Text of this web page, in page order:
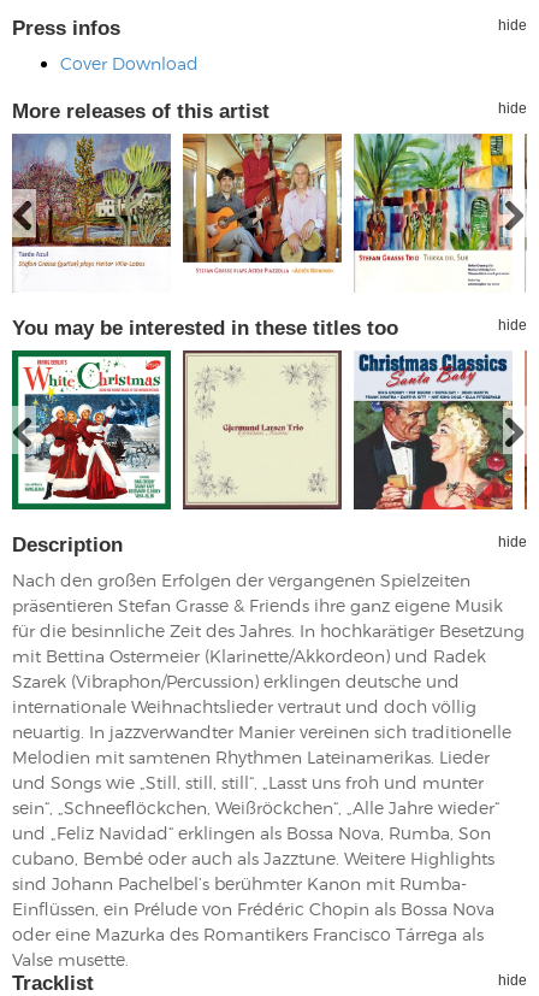
Press infos hide
Cover Download
More releases of this artist hide
You may be interested in these titles too hide
Description hide
Nach den großen Erfolgen der vergangenen Spielzeiten
präsentieren Stefan Grasse & Friends ihre ganz eigene Musik
für die besinnliche Zeit des Jahres. In hochkarätiger Besetzung
mit Bettina Ostermeier (Klarinette/Akkordeon) und Radek
Szarek (Vibraphon/Percussion) erklingen deutsche und
internationale Weihnachtslieder vertraut und doch völlig
neuartig. In jazzverwandter Manier vereinen sich traditionelle
Melodien mit samtenen Rhythmen Lateinamerikas. Lieder
und Songs wie „Still, still, still“, „Lasst uns froh und munter
sein“, „Schneeflöckchen, Weißröckchen“, „Alle Jahre wieder“
und „Feliz Navidad“ erklingen als Bossa Nova, Rumba, Son
cubano, Bembé oder auch als Jazztune. Weitere Highlights
sind Johann Pachelbel’s berühmter Kanon mit Rumba-
Einflüssen, ein Prélude von Frédéric Chopin als Bossa Nova
oder eine Mazurka des Romantikers Francisco Tárrega als
Valse musette.
Tracklist hide